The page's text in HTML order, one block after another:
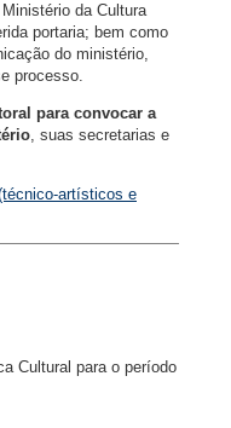
da Cultura
portaria; bem como
do ministério,
processo.
para convocar a
, suas secretarias e
artísticos e
Cultural para o período